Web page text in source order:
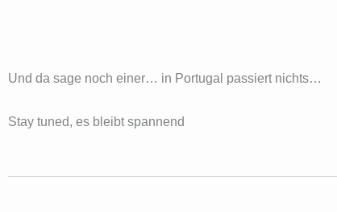
Und da sage noch einer… in Portugal passiert nichts…
Stay tuned, es bleibt spannend